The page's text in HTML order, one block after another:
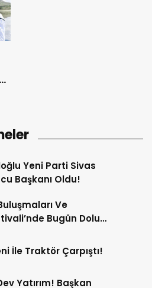
Yeni Parti Sivas
Başkanı Oldu!
Ve
Bugün Dolu
İle Traktör Çarpıştı!
Yatırım! Başkan